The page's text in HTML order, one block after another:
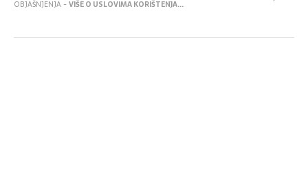
OBJAŠNJENJA -VIŠE O USLOVIMA KORIŠTENJA...